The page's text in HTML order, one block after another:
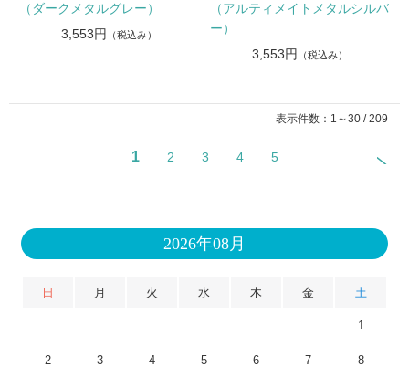
（ダークメタルグレー）
3,553円
（税込み）
（アルティメイトメタルシルバ
ー）
3,553円
（税込み）
表示件数：1～30 / 209
1 2 3 4 5
2026年08月
日 月 火 水 木 金 土
1
2 3 4 5 6 7 8